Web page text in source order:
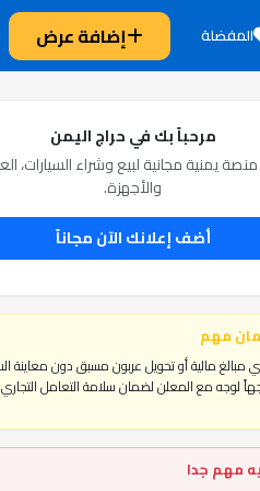
المفضلة إضافة عرض
مرحباً بك في حراج اليمن
يمنية مجانية لبيع وشراء السيارات،
والأجهزة.
أضف إعلانك الآن مجاناً
مهم
مبالغ مالية أو تحويل عربون مسبق دون معاينة
لوجه مع المعلن لضمان سلامة التعامل
مهم جدا